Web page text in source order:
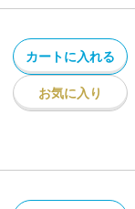
カートに入れる
お気に入り